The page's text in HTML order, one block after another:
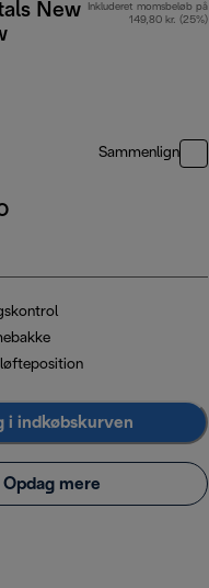
New
Inkluderet momsbeløb på
149,80 kr. (25%)
Sammenlign
løfteposition
i indkøbskurven
Opdag mere